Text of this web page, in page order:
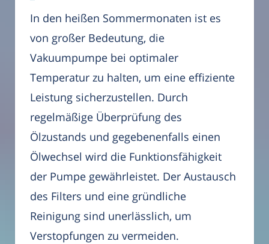
In den heißen Sommermonaten ist es
von großer Bedeutung, die
Vakuumpumpe bei optimaler
Temperatur zu halten, um eine effiziente
Leistung sicherzustellen. Durch
regelmäßige Überprüfung des
Ölzustands und gegebenenfalls einen
Ölwechsel wird die Funktionsfähigkeit
der Pumpe gewährleistet. Der Austausch
des Filters und eine gründliche
Reinigung sind unerlässlich, um
Verstopfungen zu vermeiden.